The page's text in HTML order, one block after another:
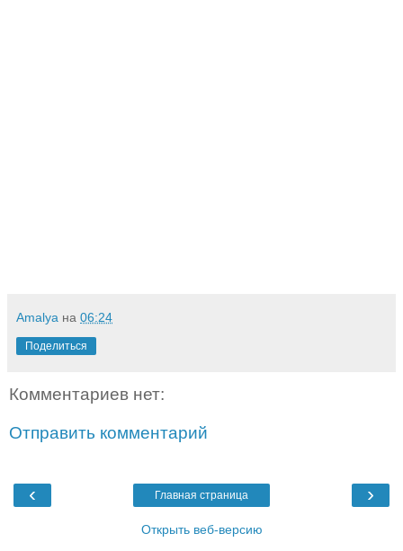
Amalya на 06:24
Поделиться
Комментариев нет:
Отправить комментарий
‹ ›
Главная страница
Открыть веб-версию